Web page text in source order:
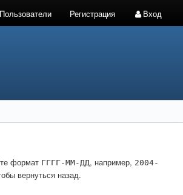
Пользователи Регистрация Вход
формат ГГГГ-ММ-ДД, например, 2004-
вернуться назад.